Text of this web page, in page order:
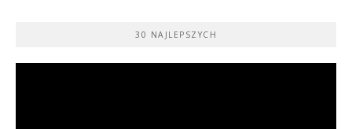
30 NAJLEPSZYCH